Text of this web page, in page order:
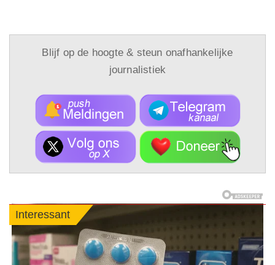
Blijf op de hoogte & steun onafhankelijke
journalistiek
Interessant